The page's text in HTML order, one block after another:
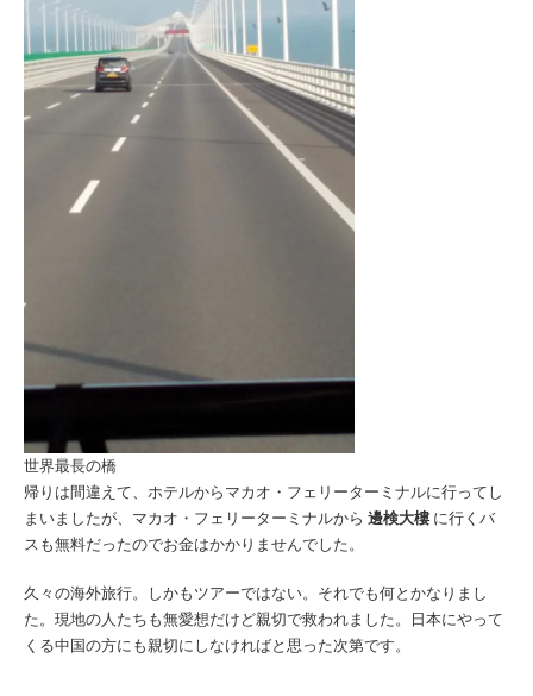
世界最長の橋
帰りは間違えて、ホテルからマカオ・フェリーターミナルに行ってし
まいましたが、マカオ・フェリーターミナルから 邊検大樓に行くバ
スも無料だったのでお金はかかりませんでした。
久々の海外旅行。しかもツアーではない。それでも何とかなりまし
た。現地の人たちも無愛想だけど親切で救われました。日本にやって
くる中国の方にも親切にしなければと思った次第です。